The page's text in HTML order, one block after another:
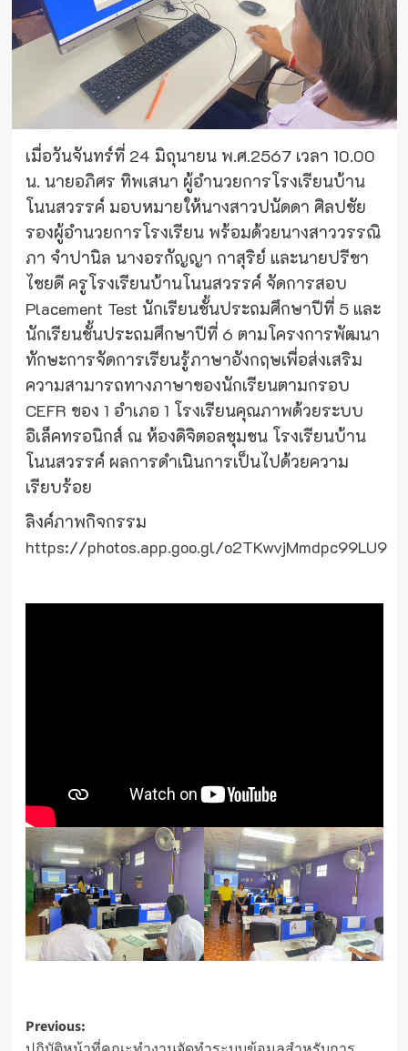
เมื่อวันจันทร์ที่ 24 มิถุนายน พ.ศ.2567 เวลา 10.00
น. นายอภิศร ทิพเสนา ผู้อำนวยการโรงเรียนบ้าน
โนนสวรรค์ มอบหมายให้นางสาวปนัดดา ศิลปชัย
รองผู้อำนวยการโรงเรียน พร้อมด้วยนางสาววรรณิ
ภา จำปานิล นางอรกัญญา กาสุริย์ และนายปรีชา
ไชยดี ครูโรงเรียนบ้านโนนสวรรค์ จัดการสอบ
Placement Test นักเรียนชั้นประถมศึกษาปีที่ 5 และ
นักเรียนชั้นประถมศึกษาปีที่ 6 ตามโครงการพัฒนา
ทักษะการจัดการเรียนรู้ภาษาอังกฤษเพื่อส่งเสริม
ความสามารถทางภาษาของนักเรียนตามกรอบ
CEFR ของ 1 อำเภอ 1 โรงเรียนคุณภาพด้วยระบบ
อิเล็คทรอนิกส์ ณ ห้องดิจิตอลชุมชน โรงเรียนบ้าน
โนนสวรรค์ ผลการดำเนินการเป็นไปด้วยความ
เรียบร้อย
ลิงค์ภาพกิจกรรม
https://photos.app.goo.gl/o2TKwvjMmdpc99LU9
Post
Previous: